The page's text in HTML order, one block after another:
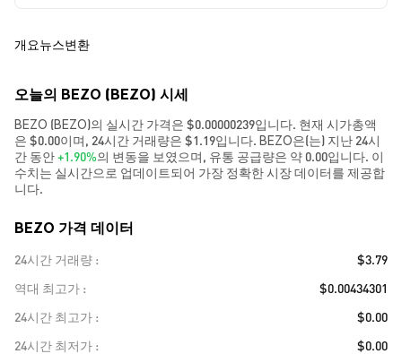
개요뉴스변환
오늘의 BEZO (BEZO) 시세
BEZO (BEZO)의 실시간 가격은 $0.00000239입니다. 현재 시가총액
은 $0.00이며, 24시간 거래량은 $1.19입니다. BEZO은(는) 지난 24시
간 동안+1.90%의 변동을 보였으며, 유통 공급량은 약 0.00입니다. 이
수치는 실시간으로 업데이트되어 가장 정확한 시장 데이터를 제공합
니다.
BEZO 가격 데이터
24시간 거래량
$3.79
역대 최고가
$0.00434301
24시간 최고가
$0.00
24시간 최저가
$0.00